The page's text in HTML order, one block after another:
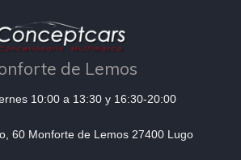
de Lemos
10:00 a 13:30 y 16:30-20:00
60 Monforte de Lemos 27400 Lugo